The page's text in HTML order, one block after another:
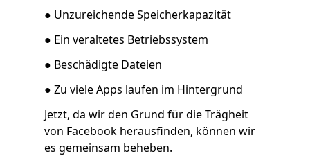
● Unzureichende Speicherkapazität
● Ein veraltetes Betriebssystem
● Beschädigte Dateien
● Zu viele Apps laufen im Hintergrund
Jetzt, da wir den Grund für die Trägheit
von Facebook herausfinden, können wir
es gemeinsam beheben.